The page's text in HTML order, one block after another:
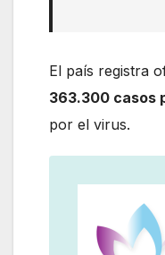
El país registra
363.300 casos
por el virus.